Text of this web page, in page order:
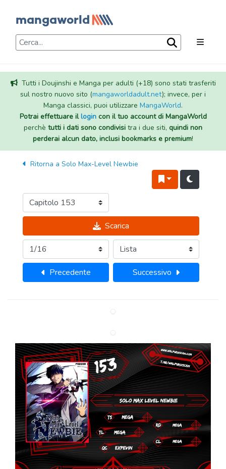
Tutti i Doujinshi e Manga per adulti (+18) sono stati trasferiti
sul nostro nuovo sito (mangaworldadult.net); invece, per i
Manga classici, puoi utilizzare MangaWorld.
Potrai effettuare illogincon il tuo account di MangaWorld
perchè tutti i dati sono condivisi tra i due siti, quindi non
perderai alcun dato, inclusi bookmarks e premium!
Ritorna a Solo Max-Level Newbie
Scarica
Precedente Successivo